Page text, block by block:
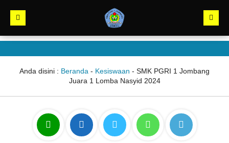
Anda disini : Beranda - Kesiswaan - SMK PGRI 1 Jombang
Juara 1 Lomba Nasyid 2024